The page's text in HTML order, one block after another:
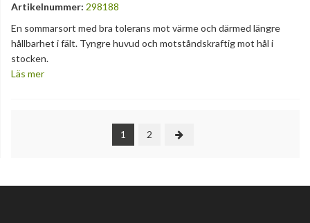
Artikelnummer: 298188
En sommarsort med bra tolerans mot värme och därmed längre
hållbarhet i fält. Tyngre huvud och motståndskraftig mot hål i
stocken.
Läs mer
1 2